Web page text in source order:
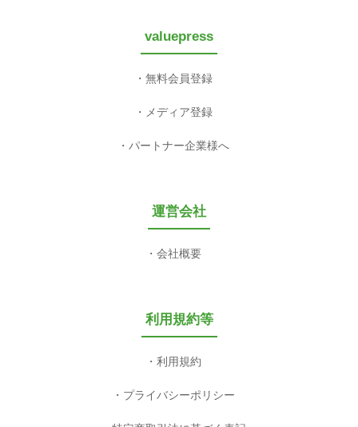
valuepress
無料会員登録
メディア登録
パートナー企業様へ
運営会社
会社概要
利用規約等
利用規約
プライバシーポリシー